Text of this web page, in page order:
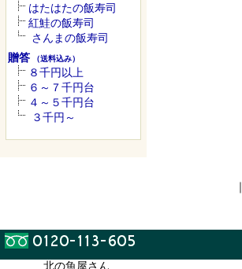
はたはたの飯寿司
紅鮭の飯寿司
さんまの飯寿司
贈答 （送料込み）
８千円以上
６～７千円台
４～５千円台
３千円～
｜
北の魚屋さん